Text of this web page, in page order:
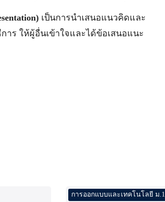
เป็นการนำเสนอแนวคิดและ
ร ให้ผู้อื่นเข้าใจและได้ข้อเสนอแนะ
การออกแบบและเทคโนโลยี ม.1